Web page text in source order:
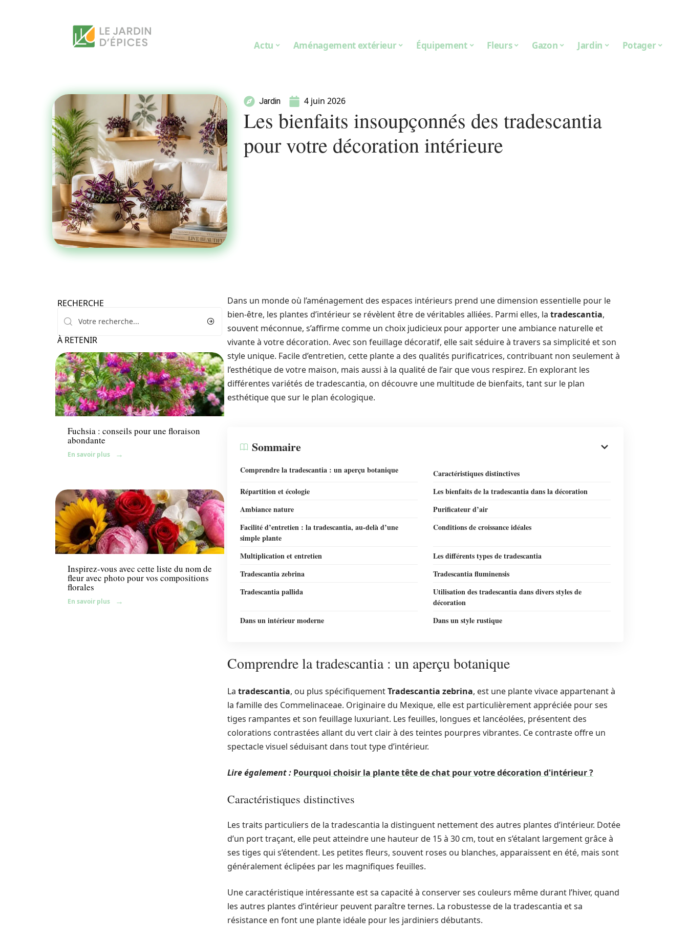
Actu Aménagement extérieur Équipement Fleurs Gazon Jardin Potager
Jardin 4 juin 2026
Les bienfaits insoupçonnés des tradescantia
pour votre décoration intérieure
RECHERCHE
À RETENIR
Fleurs
Fuchsia : conseils pour une floraison
abondante
En savoir plus
Fleurs
Inspirez-vous avec cette liste du nom de
fleur avec photo pour vos compositions
florales
En savoir plus
Dans un monde où l’aménagement des espaces intérieurs prend une dimension essentielle pour le
bien-être, les plantes d’intérieur se révèlent être de véritables alliées. Parmi elles, la tradescantia,
souvent méconnue, s’affirme comme un choix judicieux pour apporter une ambiance naturelle et
vivante à votre décoration. Avec son feuillage décoratif, elle sait séduire à travers sa simplicité et son
style unique. Facile d’entretien, cette plante a des qualités purificatrices, contribuant non seulement à
l’esthétique de votre maison, mais aussi à la qualité de l’air que vous respirez. En explorant les
différentes variétés de tradescantia, on découvre une multitude de bienfaits, tant sur le plan
esthétique que sur le plan écologique.
Sommaire
Comprendre la tradescantia : un aperçu botanique
Caractéristiques distinctives
Répartition et écologie
Les bienfaits de la tradescantia dans la décoration
Ambiance nature
Purificateur d’air
Facilité d’entretien : la tradescantia, au-delà d’une
simple plante
Conditions de croissance idéales
Multiplication et entretien
Les différents types de tradescantia
Tradescantia zebrina
Tradescantia fluminensis
Tradescantia pallida
Utilisation des tradescantia dans divers styles de
décoration
Dans un intérieur moderne
Dans un style rustique
Comprendre la tradescantia : un aperçu botanique
La tradescantia, ou plus spécifiquementTradescantia zebrina, est une plante vivace appartenant à
la famille des Commelinaceae. Originaire du Mexique, elle est particulièrement appréciée pour ses
tiges rampantes et son feuillage luxuriant. Les feuilles, longues et lancéolées, présentent des
colorations contrastées allant du vert clair à des teintes pourpres vibrantes. Ce contraste offre un
spectacle visuel séduisant dans tout type d’intérieur.
Lire également : Pourquoi choisir la plante tête de chat pour votre décoration d'intérieur ?
Caractéristiques distinctives
Les traits particuliers de la tradescantia la distinguent nettement des autres plantes d’intérieur. Dotée
d’un port traçant, elle peut atteindre une hauteur de 15 à 30 cm, tout en s’étalant largement grâce à
ses tiges qui s’étendent. Les petites fleurs, souvent roses ou blanches, apparaissent en été, mais sont
généralement éclipées par les magnifiques feuilles.
Une caractéristique intéressante est sa capacité à conserver ses couleurs même durant l’hiver, quand
les autres plantes d’intérieur peuvent paraître ternes. La robustesse de la tradescantia et sa
résistance en font une plante idéale pour les jardiniers débutants.